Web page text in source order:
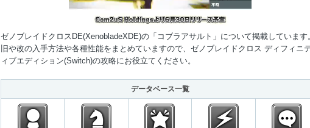
ゼノブレイドクロスDE(XenobladeXDE)の「コブラアサルト」について掲載しています
旧や改の入手方法や各種性能をまとめていますので、ゼノブレイドクロス ディフィニ
ィブエディション(Switch)の攻略にお役立てください。
データベース一覧